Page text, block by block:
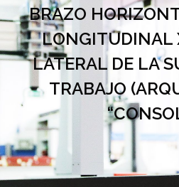
BRAZO
LONGITUDINAL
LATERAL DE LA
TRABAJO